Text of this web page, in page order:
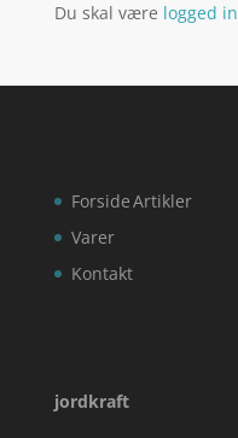
Du skal være logged in
Forside
Varer
Kontakt
Artikler
jordkraft